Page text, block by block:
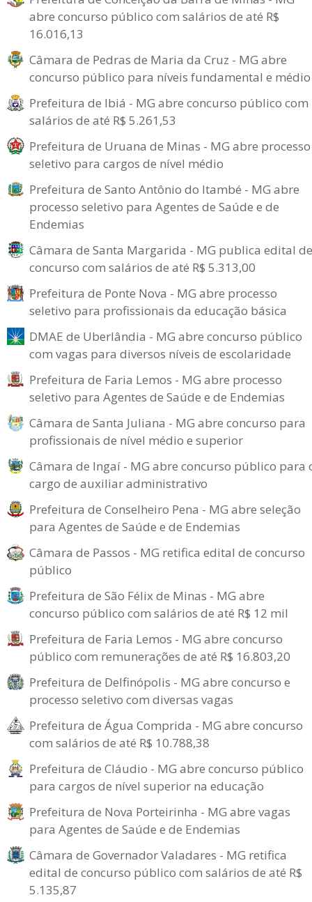
abre concurso público com salários de até R$
16.016,13
Câmara de Pedras de Maria da Cruz - MG abre
concurso público para níveis fundamental e médio
Prefeitura de Ibiá - MG abre concurso público com
salários de até R$ 5.261,53
Prefeitura de Uruana de Minas - MG abre processo
seletivo para cargos de nível médio
Prefeitura de Santo Antônio do Itambé - MG abre
processo seletivo para Agentes de Saúde e de
Endemias
Câmara de Santa Margarida - MG publica edital de
concurso com salários de até R$ 5.313,00
Prefeitura de Ponte Nova - MG abre processo
seletivo para profissionais da educação básica
DMAE de Uberlândia - MG abre concurso público
com vagas para diversos níveis de escolaridade
Prefeitura de Faria Lemos - MG abre processo
seletivo para Agentes de Saúde e de Endemias
Câmara de Santa Juliana - MG abre concurso para
profissionais de nível médio e superior
Câmara de Ingaí - MG abre concurso público para
cargo de auxiliar administrativo
Prefeitura de Conselheiro Pena - MG abre seleção
para Agentes de Saúde e de Endemias
Câmara de Passos - MG retifica edital de concurso
público
Prefeitura de São Félix de Minas - MG abre
concurso público com salários de até R$ 12 mil
Prefeitura de Faria Lemos - MG abre concurso
público com remunerações de até R$ 16.803,20
Prefeitura de Delfinópolis - MG abre concurso e
processo seletivo com diversas vagas
Prefeitura de Água Comprida - MG abre concurso
com salários de até R$ 10.788,38
Prefeitura de Cláudio - MG abre concurso público
para cargos de nível superior na educação
Prefeitura de Nova Porteirinha - MG abre vagas
para Agentes de Saúde e de Endemias
Câmara de Governador Valadares - MG retifica
edital de concurso público com salários de até R$
5.135,87